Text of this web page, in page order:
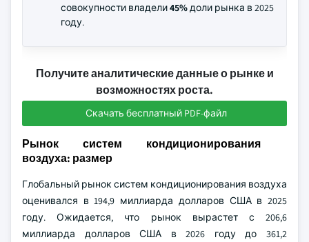
совокупности владели45%доли рынка в 2025
году.
Получите аналитические данные о рынке и
возможностях роста.
Скачать бесплатный PDF-файл
Рынок систем кондиционирования
воздуха: размер
Глобальный рынок систем кондиционирования воздуха
оценивался в 194,9 миллиарда долларов США в 2025
году. Ожидается, что рынок вырастет с 206,6
миллиарда долларов США в 2026 году до 361,2